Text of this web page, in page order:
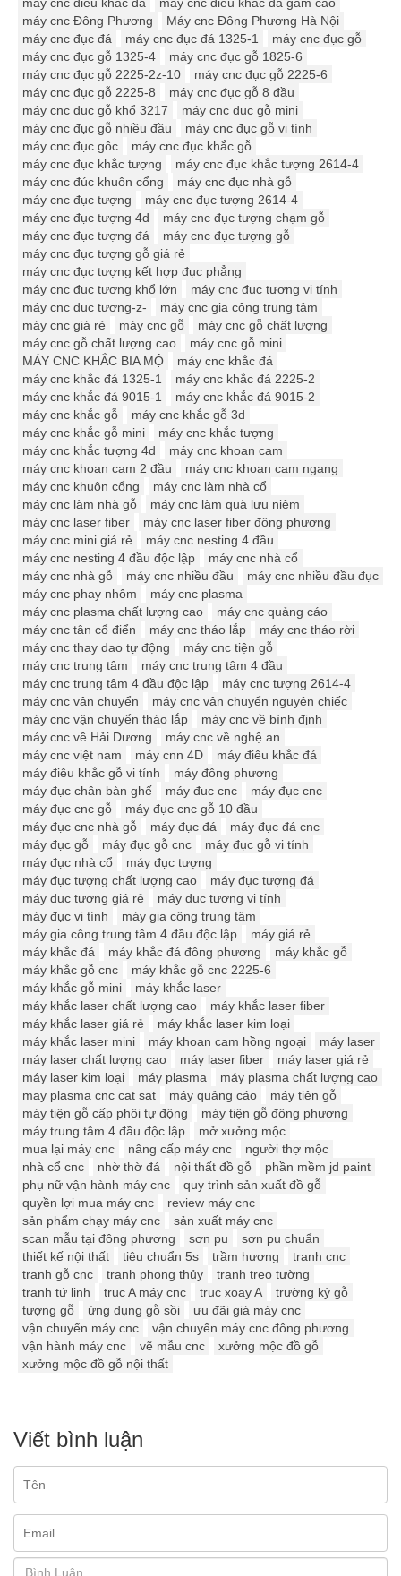
máy cnc Đông Phương
Máy cnc Đông Phương Hà Nội
máy cnc đục đá
máy cnc đục đá 1325-1
máy cnc đục gỗ
máy cnc đục gỗ 1325-4
máy cnc đục gỗ 1825-6
máy cnc đục gỗ 2225-2z-10
máy cnc đục gỗ 2225-6
máy cnc đục gỗ 2225-8
máy cnc đục gỗ 8 đầu
máy cnc đục gỗ khổ 3217
máy cnc đục gỗ mini
máy cnc đục gỗ nhiều đầu
máy cnc đục gỗ vi tính
máy cnc đục gôc
máy cnc đục khắc gỗ
máy cnc đục khắc tượng
máy cnc đục khắc tượng 2614-4
máy cnc đúc khuôn cổng
máy cnc đục nhà gỗ
máy cnc đục tượng
máy cnc đục tượng 2614-4
máy cnc đục tượng 4d
máy cnc đục tượng chạm gỗ
máy cnc đục tượng đá
máy cnc đục tượng gỗ
máy cnc đục tượng gỗ giá rẻ
máy cnc đục tượng kết hợp đục phẳng
máy cnc đục tượng khổ lớn
máy cnc đục tượng vi tính
máy cnc đục tượng-z-
máy cnc gia công trung tâm
máy cnc giá rẻ
máy cnc gỗ
máy cnc gỗ chất lượng
máy cnc gỗ chất lượng cao
máy cnc gỗ mini
MÁY CNC KHẮC BIA MỘ
máy cnc khắc đá
máy cnc khắc đá 1325-1
máy cnc khắc đá 2225-2
máy cnc khắc đá 9015-1
máy cnc khắc đá 9015-2
máy cnc khắc gỗ
máy cnc khắc gỗ 3d
máy cnc khắc gỗ mini
máy cnc khắc tượng
máy cnc khắc tượng 4d
máy cnc khoan cam
máy cnc khoan cam 2 đầu
máy cnc khoan cam ngang
máy cnc khuôn cổng
máy cnc làm nhà cổ
máy cnc làm nhà gỗ
máy cnc làm quà lưu niệm
máy cnc laser fiber
máy cnc laser fiber đông phương
máy cnc mini giá rẻ
máy cnc nesting 4 đầu
máy cnc nesting 4 đầu độc lập
máy cnc nhà cổ
máy cnc nhà gỗ
máy cnc nhiều đầu
máy cnc nhiều đầu đục
máy cnc phay nhôm
máy cnc plasma
máy cnc plasma chất lượng cao
máy cnc quảng cáo
máy cnc tân cổ điển
máy cnc tháo lắp
máy cnc tháo rời
máy cnc thay dao tự động
máy cnc tiện gỗ
máy cnc trung tâm
máy cnc trung tâm 4 đầu
máy cnc trung tâm 4 đầu độc lập
máy cnc tượng 2614-4
máy cnc vận chuyển
máy cnc vận chuyển nguyên chiếc
máy cnc vận chuyển tháo lắp
máy cnc về bình định
máy cnc về Hải Dương
máy cnc về nghệ an
máy cnc việt nam
máy cnn 4D
máy điêu khắc đá
máy điêu khắc gỗ vi tính
máy đông phương
máy đục chân bàn ghế
máy đuc cnc
máy đục cnc
máy đục cnc gỗ
máy đục cnc gỗ 10 đầu
máy đục cnc nhà gỗ
máy đục đá
máy đục đá cnc
máy đục gỗ
máy đục gỗ cnc
máy đục gỗ vi tính
máy đục nhà cổ
máy đục tượng
máy đục tượng chất lượng cao
máy đục tượng đá
máy đục tượng giá rẻ
máy đục tượng vi tính
máy đục vi tính
máy gia công trung tâm
máy gia công trung tâm 4 đầu độc lập
máy giá rẻ
máy khắc đá
máy khắc đá đông phương
máy khắc gỗ
máy khắc gỗ cnc
máy khắc gỗ cnc 2225-6
máy khắc gỗ mini
máy khắc laser
máy khắc laser chất lượng cao
máy khắc laser fiber
máy khắc laser giá rẻ
máy khắc laser kim loại
máy khắc laser mini
máy khoan cam hồng ngoại
máy laser
máy laser chất lượng cao
máy laser fiber
máy laser giá rẻ
máy laser kim loại
máy plasma
máy plasma chất lượng cao
may plasma cnc cat sat
máy quảng cáo
máy tiện gỗ
máy tiện gỗ cấp phôi tự động
máy tiện gỗ đông phương
máy trung tâm 4 đầu độc lập
mở xưởng mộc
mua lại máy cnc
nâng cấp máy cnc
người thợ mộc
nhà cổ cnc
nhờ thờ đá nội thất đồ gỗ
phần mềm jd paint
phụ nữ vận hành máy cnc
quy trình sản xuất đồ gỗ
quyền lợi mua máy cnc
review máy cnc
sản phẩm chạy máy cnc
sản xuất máy cnc
scan mẫu tại đông phương
sơn pu
sơn pu chuẩn
thiết kế nội thất
tiêu chuẩn 5s trầm hương
tranh cnc
tranh gỗ cnc
tranh phong thủy
tranh treo tường
tranh tứ linh
trục A máy cnc trục xoay A
trường kỷ gỗ
tượng gỗ
ứng dụng gỗ sồi
ưu đãi giá máy cnc
vận chuyển máy cnc
vận chuyển máy cnc đông phương
vận hành máy cnc
vẽ mẫu cnc
xưởng mộc đồ gỗ
xưởng mộc đồ gỗ nội thất
Viết bình luận